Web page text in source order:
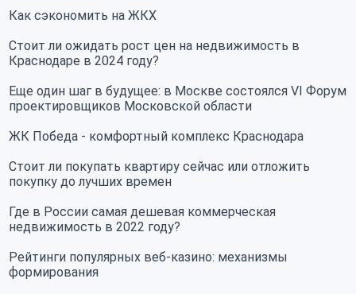
Как сэкономить на ЖКХ
Стоит ли ожидать рост цен на недвижимость в
Краснодаре в 2024 году?
Еще один шаг в будущее: в Москве состоялся VI Форум
проектировщиков Московской области
ЖК Победа - комфортный комплекс Краснодара
Стоит ли покупать квартиру сейчас или отложить
покупку до лучших времен
Где в России самая дешевая коммерческая
недвижимость в 2022 году?
Рейтинги популярных веб-казино: механизмы
формирования